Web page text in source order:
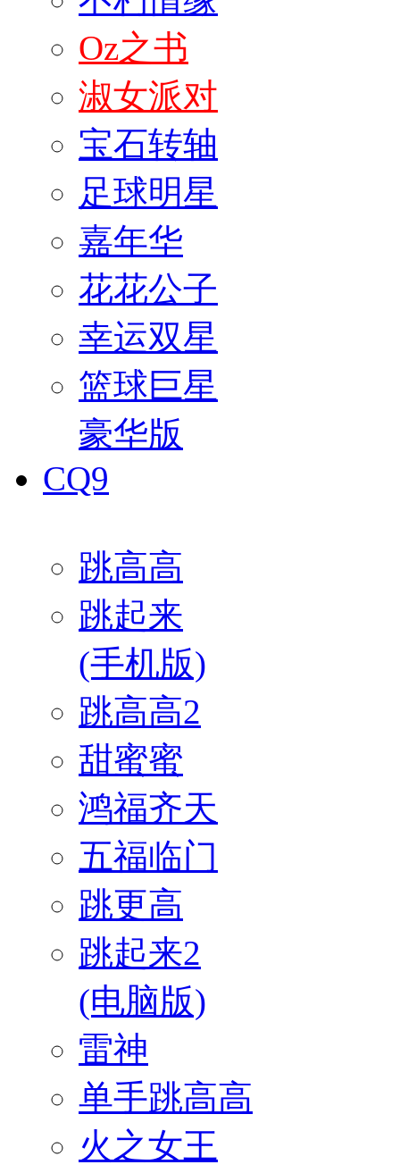
Oz之书
淑女派对
宝石转轴
足球明星
嘉年华
花花公子
幸运双星
篮球巨星
豪华版
CQ9
跳高高
跳起来
(手机版)
跳高高2
甜蜜蜜
鸿福齐天
五福临门
跳更高
跳起来2
(电脑版)
雷神
单手跳高高
火之女王